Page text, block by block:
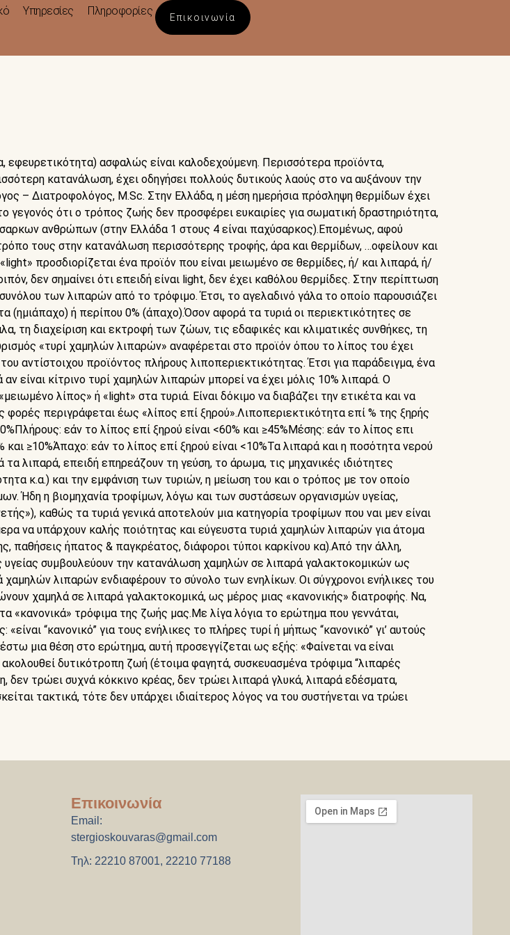
Υπηρεσίες Πληροφορίες Επικοινωνία
εφευρετικότητα) ασφαλώς είναι καλοδεχούμενη. Περισσότερα προϊόντα,
κατανάλωση, έχει οδηγήσει πολλούς δυτικούς λαούς στο να αυξάνουν την
– Διατροφολόγος, M.Sc. Στην Ελλάδα, η μέση ημερήσια πρόσληψη θερμίδων έχει
γεγονός ότι ο τρόπος ζωής δεν προσφέρει ευκαιρίες για σωματική δραστηριότητα,
ανθρώπων (στην Ελλάδα 1 στους 4 είναι παχύσαρκος).Επομένως, αφού
τους στην κατανάλωση περισσότερης τροφής, άρα και θερμίδων, …οφείλουν και
προσδιορίζεται ένα προϊόν που είναι μειωμένο σε θερμίδες, ή/ και λιπαρά, ή/
δεν σημαίνει ότι επειδή είναι light, δεν έχει καθόλου θερμίδες. Στην περίπτωση
των λιπαρών από το τρόφιμο. Έτσι, το αγελαδινό γάλα το οποίο παρουσιάζει
(ημιάπαχο) ή περίπου 0% (άπαχο).Όσον αφορά τα τυριά οι περιεκτικότητες σε
τη διαχείριση και εκτροφή των ζώων, τις εδαφικές και κλιματικές συνθήκες, τη
«τυρί χαμηλών λιπαρών» αναφέρεται στο προϊόν όπου το λίπος του έχει
αντίστοιχου προϊόντος πλήρους λιποπεριεκτικότητας. Έτσι για παράδειγμα, ένα
είναι κίτρινο τυρί χαμηλών λιπαρών μπορεί να έχει μόλις 10% λιπαρά. Ο
λίπος» ή «light» στα τυριά. Είναι δόκιμο να διαβάζει την ετικέτα και να
φορές περιγράφεται έως «λίπος επί ξηρού».Λιποπεριεκτικότητα επί % της ξηρής
εάν το λίπος επί ξηρού είναι <60% και ≥45%Μέσης: εάν το λίπος επι
και ≥10%Άπαχο: εάν το λίπος επί ξηρού είναι <10%Τα λιπαρά και η ποσότητα νερού
λιπαρά, επειδή επηρεάζουν τη γεύση, το άρωμα, τις μηχανικές ιδιότητες
κ.α.) και την εμφάνιση των τυριών, η μείωση του και ο τρόπος με τον οποίο
Ήδη η βιομηχανία τροφίμων, λόγω και των συστάσεων οργανισμών υγείας,
καθώς τα τυριά γενικά αποτελούν μια κατηγορία τροφίμων που ναι μεν είναι
να υπάρχουν καλής ποιότητας και εύγευστα τυριά χαμηλών λιπαρών για άτομα
παθήσεις ήπατος & παγκρέατος, διάφοροι τύποι καρκίνου κα).Από την άλλη,
συμβουλεύουν την κατανάλωση χαμηλών σε λιπαρά γαλακτοκομικών ως
λιπαρών ενδιαφέρουν το σύνολο των ενηλίκων. Οι σύγχρονοι ενήλικες του
χαμηλά σε λιπαρά γαλακτοκομικά, ως μέρος μιας «κανονικής» διατροφής. Να,
«κανονικά» τρόφιμα της ζωής μας.Με λίγα λόγια το ερώτημα που γεννάται,
“κανονικό” για τους ενήλικες το πλήρες τυρί ή μήπως “κανονικό” γι’ αυτούς
μια θέση στο ερώτημα, αυτή προσεγγίζεται ως εξής: «Φαίνεται να είναι
δυτικότροπη ζωή (έτοιμα φαγητά, συσκευασμένα τρόφιμα “λιπαρές
δεν τρώει συχνά κόκκινο κρέας, δεν τρώει λιπαρά γλυκά, λιπαρά εδέσματα,
τακτικά, τότε δεν υπάρχει ιδιαίτερος λόγος να του συστήνεται να τρώει
Επικοινωνία
Email:
stergioskouvaras@gmail.com
Τηλ: 22210 87001, 22210 77188